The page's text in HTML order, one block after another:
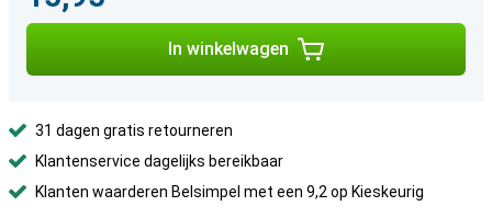
In winkelwagen
31 dagen gratis retourneren
Klantenservice dagelijks bereikbaar
Klanten waarderen Belsimpel met een 9,2 op Kieskeurig